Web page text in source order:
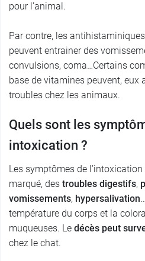
pour l’animal.
Par contre, les
peuvent entrainer des
convulsions, coma…Certains
base de vitamines peuvent, eux
troubles chez les animaux.
Quels sont les
intoxication ?
Les symptômes de
marqué, des troubles digestifs,
vomissements, hypersalivation
température du corps et la
muqueuses. Le décès peut
chez le chat.